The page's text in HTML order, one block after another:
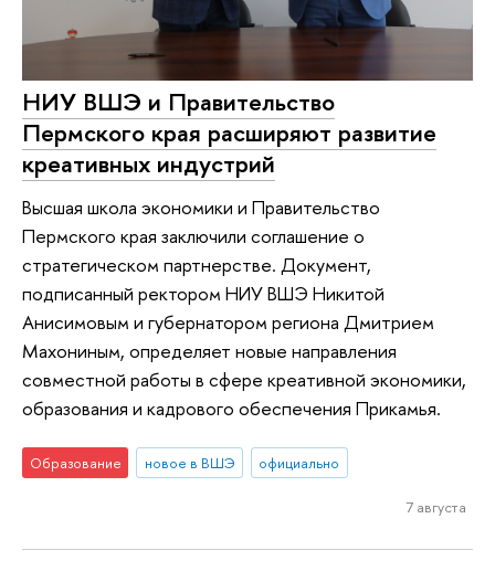
НИУ ВШЭ и Правительство
Пермского края расширяют развитие
креативных индустрий
Высшая школа экономики и Правительство
Пермского края заключили соглашение о
стратегическом партнерстве. Документ,
подписанный ректором НИУ ВШЭ Никитой
Анисимовым и губернатором региона Дмитрием
Махониным, определяет новые направления
совместной работы в сфере креативной экономики,
образования и кадрового обеспечения Прикамья.
Образование новое в ВШЭ официально
7 августа